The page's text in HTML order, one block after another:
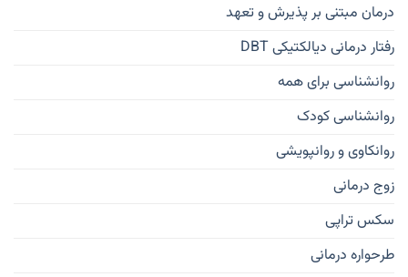
درمان مبتنی بر پذیرش و تعهد
رفتار درمانی دیالکتیکی DBT
روانشناسی برای همه
روانشناسی کودک
روانکاوی و روانپویشی
زوج درمانی
سکس تراپی
طرحواره درمانی